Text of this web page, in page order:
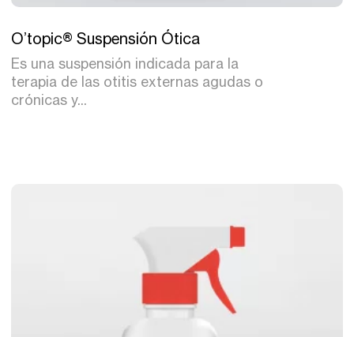
Tratamiento
O’topic® Suspensión Ótica
Es una suspensión indicada para la
terapia de las otitis externas agudas o
crónicas y...